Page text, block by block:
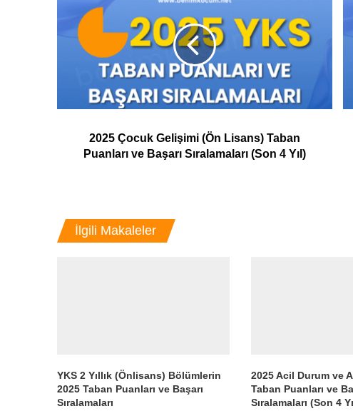
2025 Çocuk Gelişimi (Ön Lisans) Taban
Puanları ve Başarı Sıralamaları (Son 4 Yıl)
İlgili Makaleler
YKS 2 Yıllık (Önlisans) Bölümlerin
2025 Taban Puanları ve Başarı
Sıralamaları
2025 Acil Durum ve
Taban Puanları ve
Sıralamaları (Son 4